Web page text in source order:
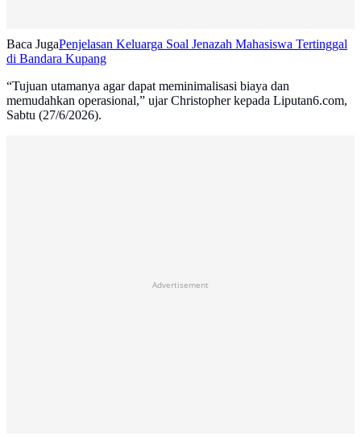
Baca JugaPenjelasan Keluarga Soal Jenazah Mahasiswa Tertinggal
di Bandara Kupang
“Tujuan utamanya agar dapat meminimalisasi biaya dan
memudahkan operasional,” ujar Christopher kepada Liputan6.com,
Sabtu (27/6/2026).
Advertisement